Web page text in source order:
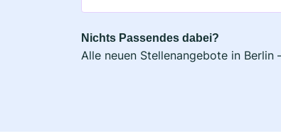
Nichts Passendes dabei?
Alle neuen Stellenangebote in